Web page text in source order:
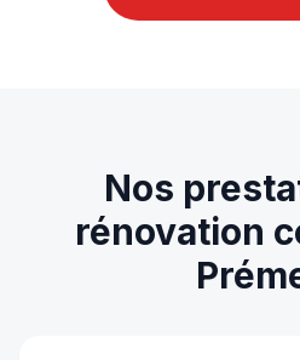
Nos
rénovation